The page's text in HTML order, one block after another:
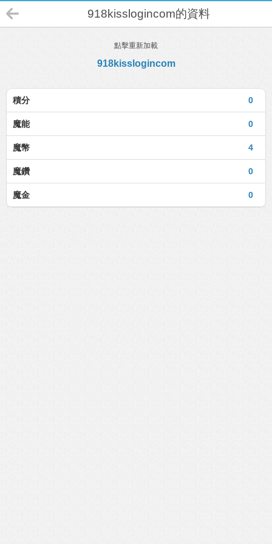
918kisslogincom的資料
點擊重新加載
918kisslogincom
0
積分
0
魔能
4
魔幣
0
魔鑽
0
魔金